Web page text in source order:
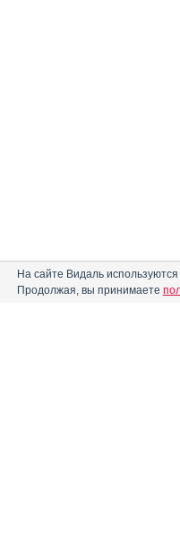
На сайте Видаль
Продолжая, вы принимаете